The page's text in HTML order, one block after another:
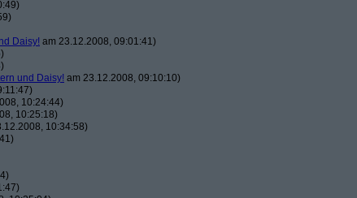
Daisy! am 23.12.2008, 09:01:41)
und Daisy! am 23.12.2008, 09:10:10)
10:24:44)
10:25:18)
10:34:58)